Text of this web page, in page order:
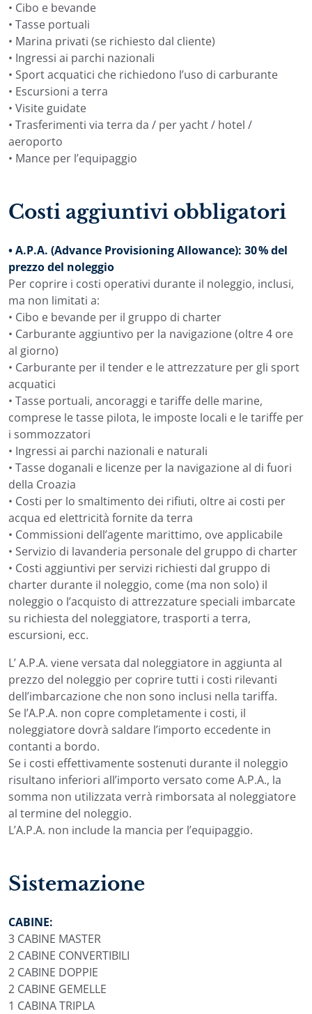
• Cibo e bevande
• Tasse portuali
• Marina privati (se richiesto dal cliente)
• Ingressi ai parchi nazionali
• Sport acquatici che richiedono l’uso di carburante
• Escursioni a terra
• Visite guidate
• Trasferimenti via terra da / per yacht / hotel /
aeroporto
• Mance per l’equipaggio
Costi aggiuntivi obbligatori
• A.P.A. (Advance Provisioning Allowance): 30 % del
prezzo del noleggio
Per coprire i costi operativi durante il noleggio, inclusi,
ma non limitati a:
• Cibo e bevande per il gruppo di charter
• Carburante aggiuntivo per la navigazione (oltre 4 ore
al giorno)
• Carburante per il tender e le attrezzature per gli sport
acquatici
• Tasse portuali, ancoraggi e tariffe delle marine,
comprese le tasse pilota, le imposte locali e le tariffe per
i sommozzatori
• Ingressi ai parchi nazionali e naturali
• Tasse doganali e licenze per la navigazione al di fuori
della Croazia
• Costi per lo smaltimento dei rifiuti, oltre ai costi per
acqua ed elettricità fornite da terra
• Commissioni dell’agente marittimo, ove applicabile
• Servizio di lavanderia personale del gruppo di charter
• Costi aggiuntivi per servizi richiesti dal gruppo di
charter durante il noleggio, come (ma non solo) il
noleggio o l’acquisto di attrezzature speciali imbarcate
su richiesta del noleggiatore, trasporti a terra,
escursioni, ecc.
L’ A.P.A. viene versata dal noleggiatore in aggiunta al
prezzo del noleggio per coprire tutti i costi rilevanti
dell’imbarcazione che non sono inclusi nella tariffa.
Se l’A.P.A. non copre completamente i costi, il
noleggiatore dovrà saldare l’importo eccedente in
contanti a bordo.
Se i costi effettivamente sostenuti durante il noleggio
risultano inferiori all’importo versato come A.P.A., la
somma non utilizzata verrà rimborsata al noleggiatore
al termine del noleggio.
L’A.P.A. non include la mancia per l’equipaggio.
Sistemazione
CABINE:
3 CABINE MASTER
2 CABINE CONVERTIBILI
2 CABINE DOPPIE
2 CABINE GEMELLE
1 CABINA TRIPLA